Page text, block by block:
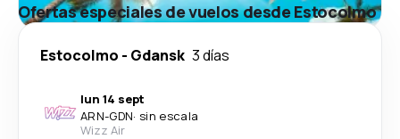
Ofertas especiales de vuelos desde Estocolmo
Estocolmo - Gdansk 3 días
lun 14 sept
ARN-GDN· sin escala
Wizz Air